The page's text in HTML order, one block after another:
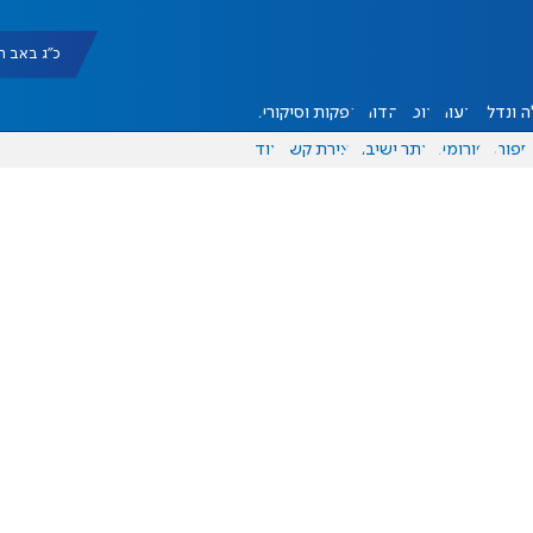
כ"ג באב תשפ"ו
ונדל"ן דעות אוכל יהדות הפקות וסיקורים
ספורט פורומים אתר ישיבה יצירת קשר עוד